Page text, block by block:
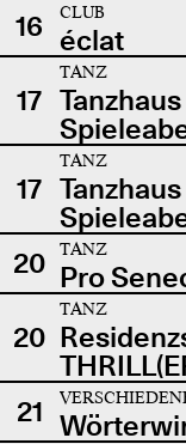
16
CLUB
éclat
17
TANZ
17
TANZ
20
TANZ
Pro
20
TANZ
21